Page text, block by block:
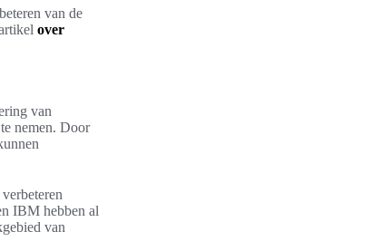
van de
over
van
nemen. Door
IBM hebben al
van